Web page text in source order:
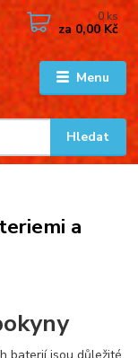
Menu
Hledat
0 ks
za 0,00 Kč
a
baterií jsou důležité